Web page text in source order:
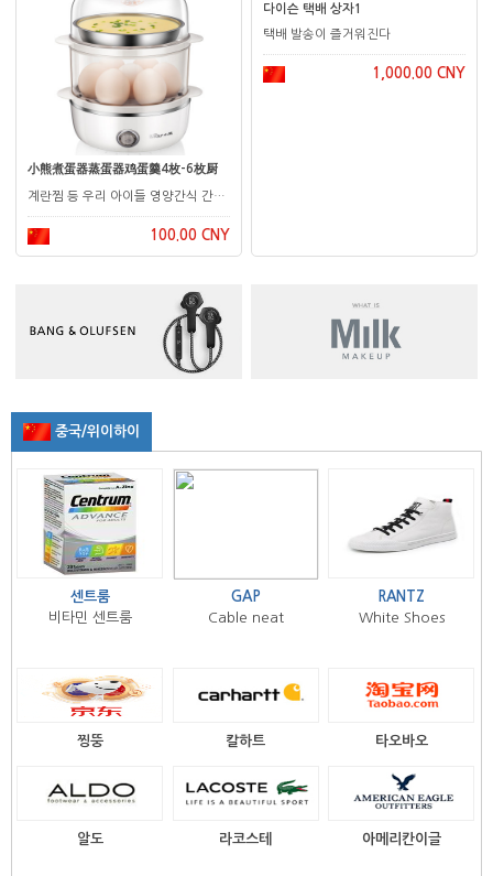
小熊煮蛋器蒸蛋器鸡蛋羹4枚-6枚厨
계란찜 등 우리 아이들 영양간식 간편해졌어요
100.00 CNY
다이슨 택배 상자1
택배 발송이 즐거워진다
1,000.00 CNY